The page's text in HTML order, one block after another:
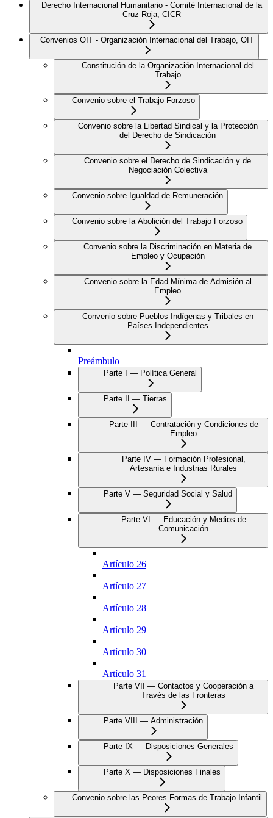
Derecho Internacional Humanitario - Comité Internacional de la
Cruz Roja, CICR
Convenios OIT - Organización Internacional del Trabajo, OIT
Constitución de la Organización Internacional del
Trabajo
Convenio sobre el Trabajo Forzoso
Convenio sobre la Libertad Sindical y la Protección
del Derecho de Sindicación
Convenio sobre el Derecho de Sindicación y de
Negociación Colectiva
Convenio sobre Igualdad de Remuneración
Convenio sobre la Abolición del Trabajo Forzoso
Convenio sobre la Discriminación en Materia de
Empleo y Ocupación
Convenio sobre la Edad Mínima de Admisión al
Empleo
Convenio sobre Pueblos Indígenas y Tribales en
Países Independientes
Preámbulo
Parte I — Política General
Parte II — Tierras
Parte III — Contratación y Condiciones de
Empleo
Parte IV — Formación Profesional,
Artesanía e Industrias Rurales
Parte V — Seguridad Social y Salud
Parte VI — Educación y Medios de
Comunicación
Artículo 26
Artículo 27
Artículo 28
Artículo 29
Artículo 30
Artículo 31
Parte VII — Contactos y Cooperación a
Través de las Fronteras
Parte VIII — Administración
Parte IX — Disposiciones Generales
Parte X — Disposiciones Finales
Convenio sobre las Peores Formas de Trabajo Infantil